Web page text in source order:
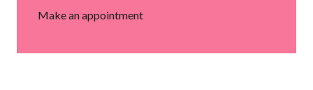
Make an appointment